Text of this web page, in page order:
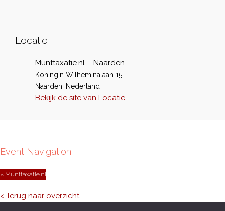
Locatie
Munttaxatie.nl – Naarden
Koningin WIlheminalaan 15
Naarden
Nederland
Bekijk de site van Locatie
Event Navigation
« Munttaxatie.nl
< Terug naar overzicht